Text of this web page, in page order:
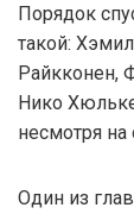
Порядок
такой:
Райкконен,
Нико
несмотря
Один из